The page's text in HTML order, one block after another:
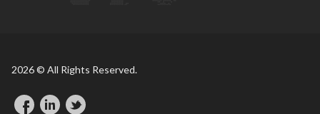
2026 © All Rights Reserved.